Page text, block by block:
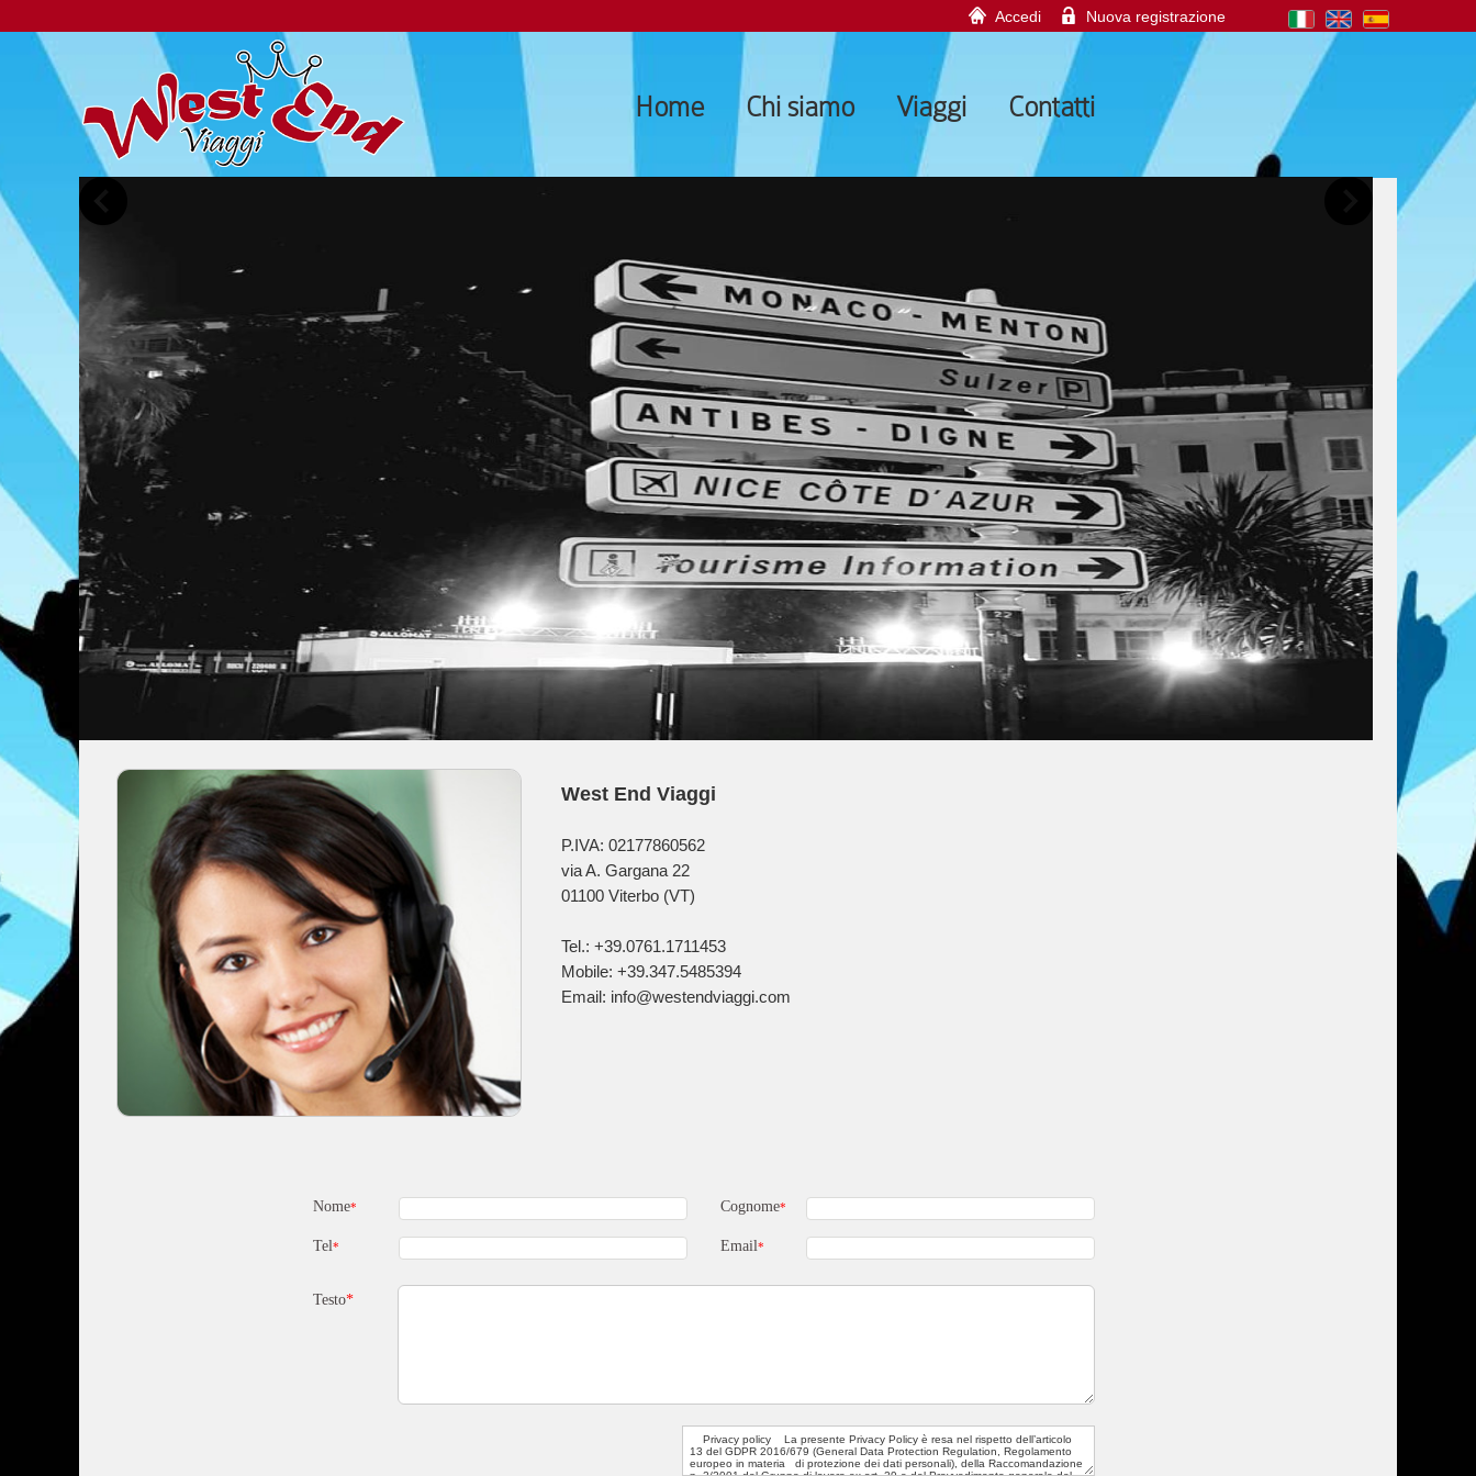
Nome* Cognome*
Tel* Email*
Testo*
West End Viaggi
P.IVA: 02177860562
via A. Gargana 22
01100 Viterbo (VT)
Tel.: +39.0761.1711453
Mobile: +39.347.5485394
Email: info@westendviaggi.com
Home Chi siamo Viaggi Contatti
Accedi Nuova registrazione